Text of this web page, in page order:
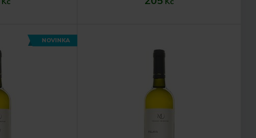
Do košíku
NOVINKA